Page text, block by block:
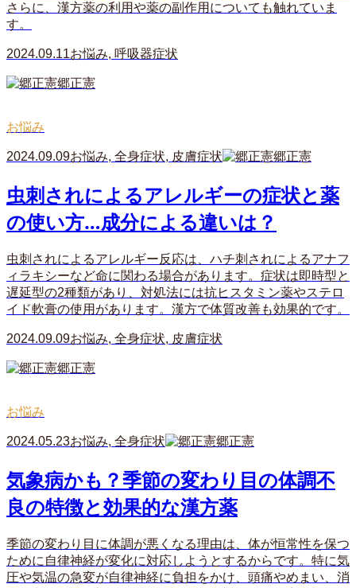
さらに、漢方薬の利用や薬の副作用についても触れていま
す。
2024.09.11お悩み, 呼吸器症状
郷正憲
お悩み
2024.09.09お悩み, 全身症状, 皮膚症状 郷正憲
虫刺されによるアレルギーの症状と薬
の使い方…成分による違いは？
虫刺されによるアレルギー反応は、ハチ刺されによるアナフ
ィラキシーなど命に関わる場合があります。症状は即時型と
遅延型の2種類があり、対処法には抗ヒスタミン薬やステロ
イド軟膏の使用があります。漢方で体質改善も効果的です。
2024.09.09お悩み, 全身症状, 皮膚症状
郷正憲
お悩み
2024.05.23お悩み, 全身症状 郷正憲
気象病かも？季節の変わり目の体調不
良の特徴と効果的な漢方薬
季節の変わり目に体調が悪くなる理由は、体が恒常性を保つ
ために自律神経が変化に対応しようとするからです。特に気
圧や気温の急変が自律神経に負担をかけ、頭痛やめまい、消